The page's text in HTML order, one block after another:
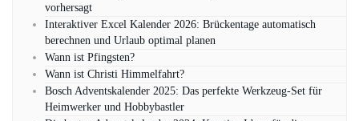
vorhersagt
Interaktiver Excel Kalender 2026: Brückentage automatisch
berechnen und Urlaub optimal planen
Wann ist Pfingsten?
Wann ist Christi Himmelfahrt?
Bosch Adventskalender 2025: Das perfekte Werkzeug-Set für
Heimwerker und Hobbybastler